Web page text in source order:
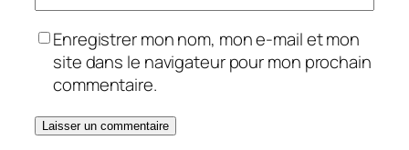
Enregistrer mon nom, mon e-mail et mon
site dans le navigateur pour mon prochain
commentaire.